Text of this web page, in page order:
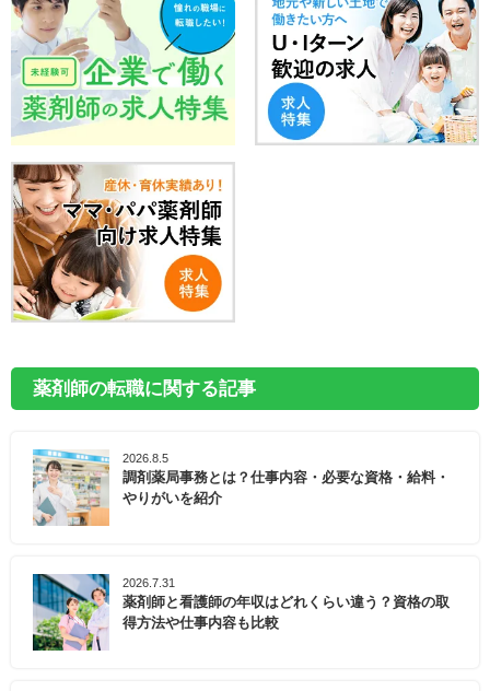
薬剤師の転職に関する記事
2026.8.5
調剤薬局事務とは？仕事内容・必要な資格・給料・
やりがいを紹介
2026.7.31
薬剤師と看護師の年収はどれくらい違う？資格の取
得方法や仕事内容も比較